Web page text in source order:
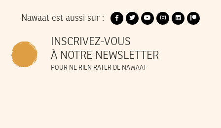
Nawaat est aussi sur :
INSCRIVEZ-VOUS
À NOTRE NEWSLETTER
POUR NE RIEN RATER DE NAWAAT